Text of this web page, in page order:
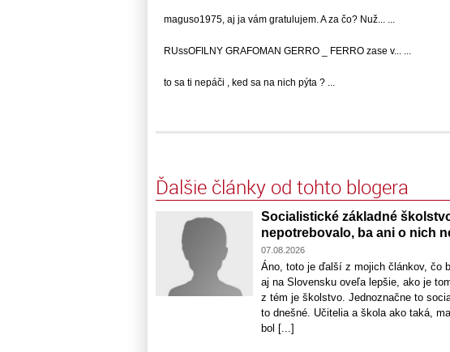
maguso1975, aj ja vám gratulujem. A za čo? Nuž... ...
RUssOFILNY GRAFOMAN GERRO _ FERRO zase v... ...
to sa ti nepáči , ked sa na nich pýta ? ...
Ďalšie články od tohto blogera
Socialistické základné
nepotrebovalo, ba ani o nich
07.08.2026
Áno, toto je ďalší z mojich článkov, čo
aj na Slovensku oveľa lepšie, ako je
z tém je školstvo. Jednoznačne to
to dnešné. Učitelia a škola ako taká,
bol [...]